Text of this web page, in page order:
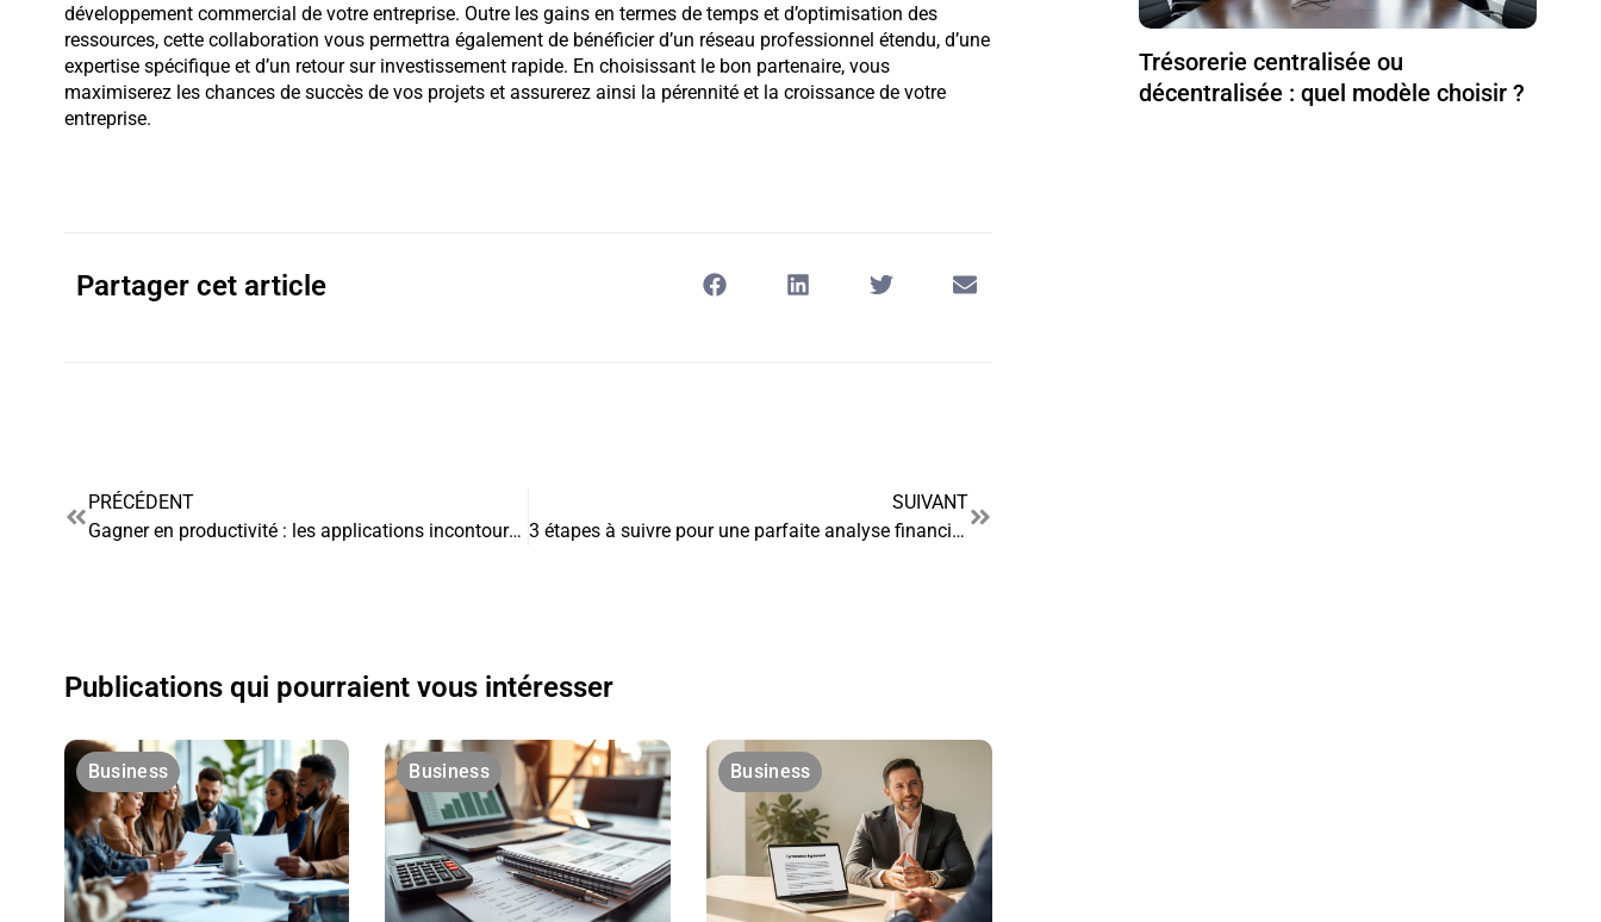
développement commercial de votre entreprise. Outre les gains en termes de temps et d’optimisation des
ressources, cette collaboration vous permettra également de bénéficier d’un réseau professionnel étendu, d’une
expertise spécifique et d’un retour sur investissement rapide. En choisissant le bon partenaire, vous
maximiserez les chances de succès de vos projets et assurerez ainsi la pérennité et la croissance de votre
entreprise.
Partager cet article
PRÉCÉDENT
Gagner en productivité : les applications incontournables pour optimiser votre temps
SUIVANT
3 étapes à suivre pour une parfaite analyse financière dans votre entreprise
Publications qui pourraient vous intéresser
Business Business Business
Trésorerie centralisée ou
décentralisée : quel modèle choisir ?